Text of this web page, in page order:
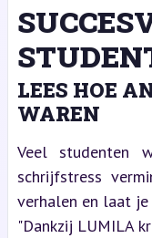
LEES HOE
WAREN
Veel studenten
schrijfstress
verhalen en laat je
"Dankzij LUMILA